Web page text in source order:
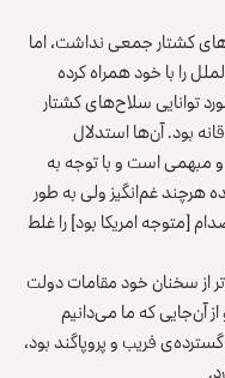
کشتار جمعی نداشت، اما
را با خود همراه کرده
سلاح‌های کشتار
بود. آن‌ها استدلال
و مبهمی است و با توجه به
ایالات متحده هرچند غم‌انگیز ولی به طور
[متوجه امریکا بود] را غلط
از سخنان خود مقامات دولت
آن‌جایی که ما می‌دانیم
فریب و پروپاگند بود،